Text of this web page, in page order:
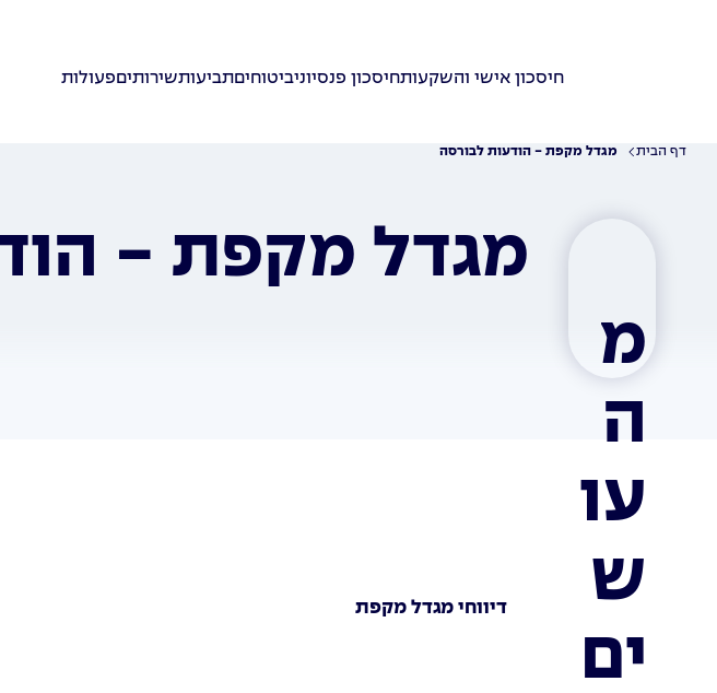
חיסכון אישי והשקעותחיסכון פנסיוניביטוחיםתביעותשירותיםפעולות
דף הבית מגדל מקפת - הודעות לבורסה
מגדל מקפת -
דיווחי מגדל מקפת
מ
ה
עו
ש
ים